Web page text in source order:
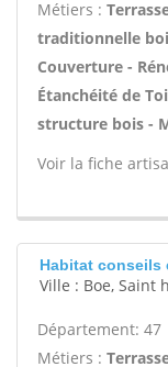
Métiers :
traditionnelle
Couverture -
Étanchéité de
structure bois -
Voir la fiche
Habitat conseils
Ville : Boe, Saint
Département: 47
Métiers :